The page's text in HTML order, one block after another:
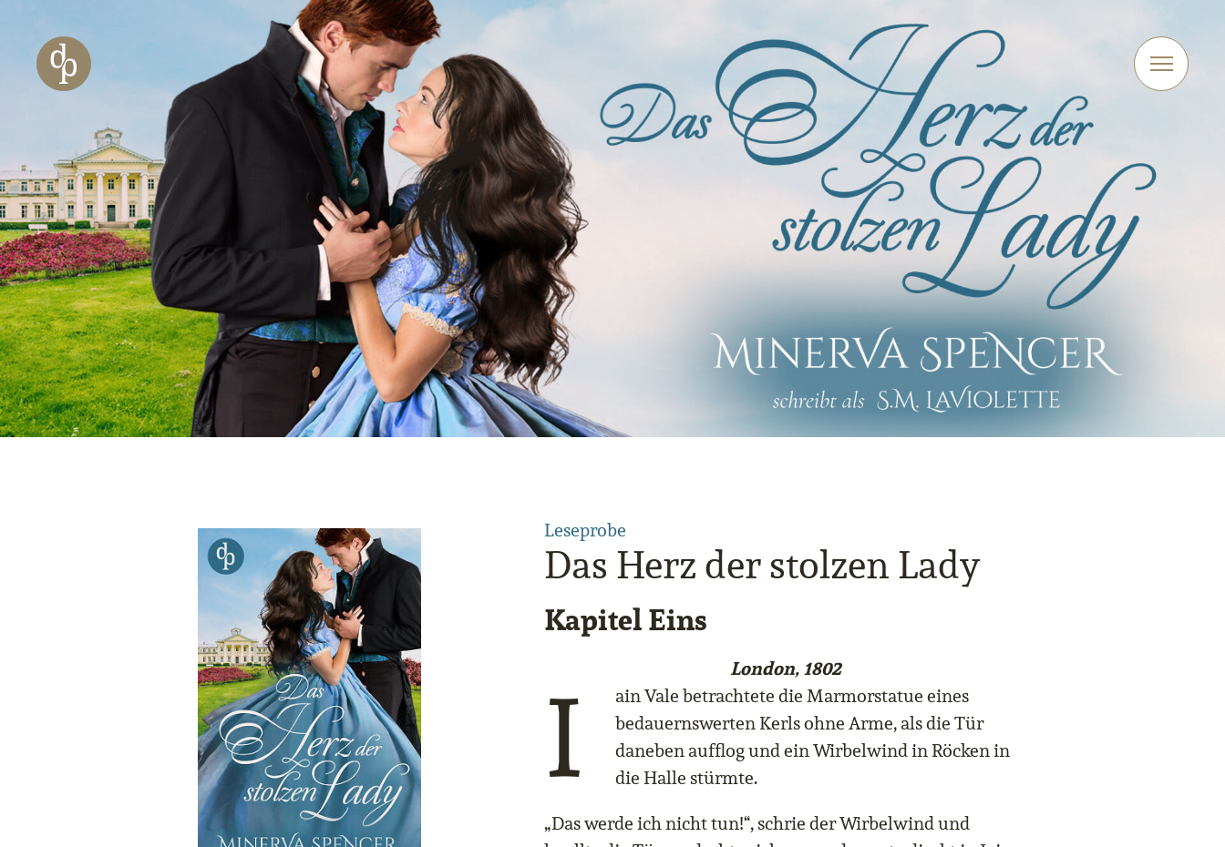
Zur Navigation springen
Zur Website-Suche springen
Leseprobe
Das Herz der stolzen Lady
Kapitel Eins
London, 1802
I
ain Vale betrachtete die Marmorstatue eines
bedauernswerten Kerls ohne Arme, als die Tür
daneben aufflog und ein Wirbelwind in Röcken in
die Halle stürmte.
„Das werde ich nicht tun!“, schrie der Wirbelwind und